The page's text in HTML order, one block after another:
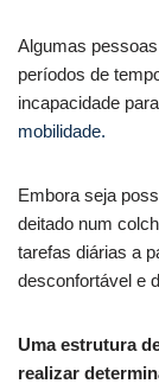
Algumas
períodos de
incapacidade
mobilidade.
Embora seja
deitado num
tarefas diárias a
desconfortável e
Uma estrutura
realizar